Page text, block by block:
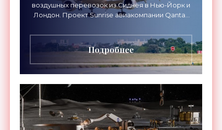
воздушных перевозок из Сиднея в Нью-Йорк и
Лондон. Проект Sunrise авиакомпании Qantas
длительностью до 24
Подробнее